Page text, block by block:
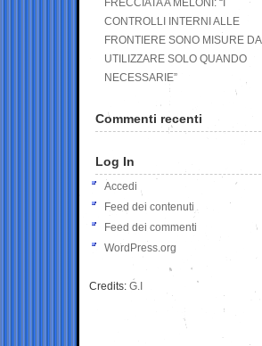
FRECCIATA A MELONI: “I
CONTROLLI INTERNI ALLE
FRONTIERE SONO MISURE DA
UTILIZZARE SOLO QUANDO
NECESSARIE”
Commenti recenti
Log In
Accedi
Feed dei contenuti
Feed dei commenti
WordPress.org
Credits: G.I